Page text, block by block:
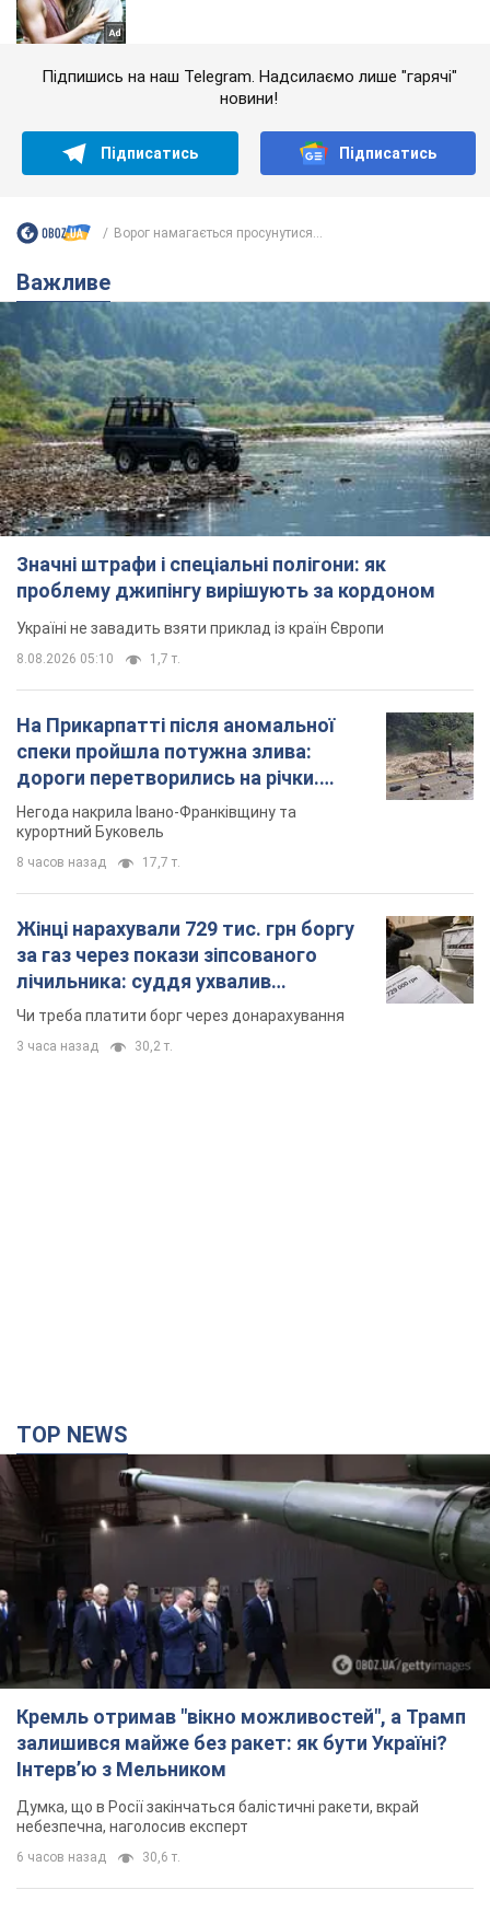
Підпишись на наш Telegram. Надсилаємо лише "гарячі"
новини!
Підписатись Підписатись
Ворог намагається просунутися...
Важливе
Значні штрафи і спеціальні полігони: як
проблему джипінгу вирішують за кордоном
Україні не завадить взяти приклад із країн Європи
8.08.2026 05:10 1,7 т.
На Прикарпатті після аномальної
спеки пройшла потужна злива:
дороги перетворились на річки.
Відео
Негода накрила Івано-Франківщину та
курортний Буковель
8 часов назад 17,7 т.
Жінці нарахували 729 тис. грн боргу
за газ через покази зіпсованого
лічильника: суддя ухвалив
неочікуване рішення
Чи треба платити борг через донарахування
3 часа назад 30,2 т.
TOP NEWS
Кремль отримав "вікно можливостей", а Трамп
залишився майже без ракет: як бути Україні?
Інтерв’ю з Мельником
Думка, що в Росії закінчаться балістичні ракети, вкрай
небезпечна, наголосив експерт
6 часов назад 30,6 т.